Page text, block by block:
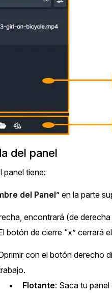
Ahorre el 95% de su
cualquier audio o video de
idiomas diferentes, graba
del panel
panel tiene:
del Panel” en la parte
encontrará (de
botón de cierre “x” cerrará
con el botón derecho
Flotante: Saca tu